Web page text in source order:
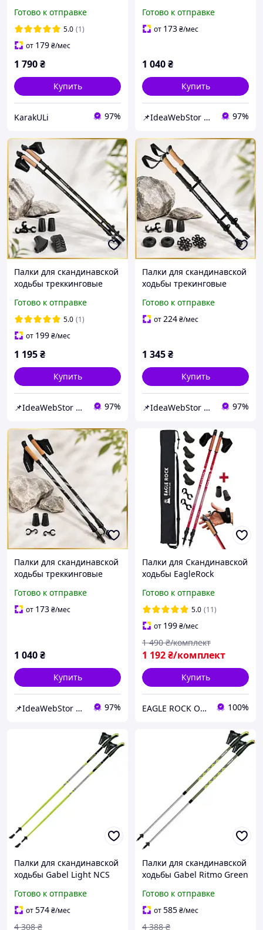
видами насадок и чехлом
Flip-Lock
Готово к отправке
5.0 (1)
от 179₴/мес
1 790₴
Купить
KarakULi 97%
спортивной ходьбы
PowerP 9104 Black/Green
Готово к отправке
от 173₴/мес
1 040₴
Купить
📌IdeaWebStor интернет-магазин товаров для спорта 97%
Палки для скандинавской
ходьбы треккинговые
спортивной ходьбы
PowerP 9105 Sisu Black
Готово к отправке
5.0 (1)
от 199₴/мес
1 195₴
Купить
📌IdeaWebStor интернет-магазин товаров для спорта 97%
Палки для скандинавской
ходьбы трекинговые
спортивной ходьбы
PowerPlay 9107 Friluftsli
Готово к отправке
от224₴/мес
1 345₴
Купить
📌IdeaWebStor интернет-магазин товаров для спорта 97%
Палки для скандинавской
ходьбы треккинговые
спортивной ходьбы
PowerP 9104 Black/White
Готово к отправке
от 173₴/мес
1 040₴
Купить
📌IdeaWebStor интернет-магазин товаров для спорта 97%
Палки для Скандинавской
ходьбы EagleRock
красный) скандинавские
палки телескопические
Готово к отправке
5.0 (11)
от 199₴/мес
1 192₴/комплект
1 490 ₴/комплект
Купить
EAGLE ROCK Официальный магазин бренду 100%
Палки для скандинавской
ходьбы Gabel Light NCS
buzyna
Готово к отправке
от574₴/мес
4 308 ₴
Палки для скандинавской
ходьбы Gabel Ritmo Green
Готово к отправке
от585₴/мес
4 388 ₴